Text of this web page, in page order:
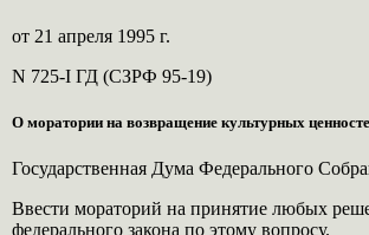
от 21 апреля 1995 г.
N 725-I ГД (СЗРФ 95-19)
О моратории на возвращение культурных
Государственная Дума Федерального
Ввести мораторий на принятие любых
федерального закона по этому вопросу.